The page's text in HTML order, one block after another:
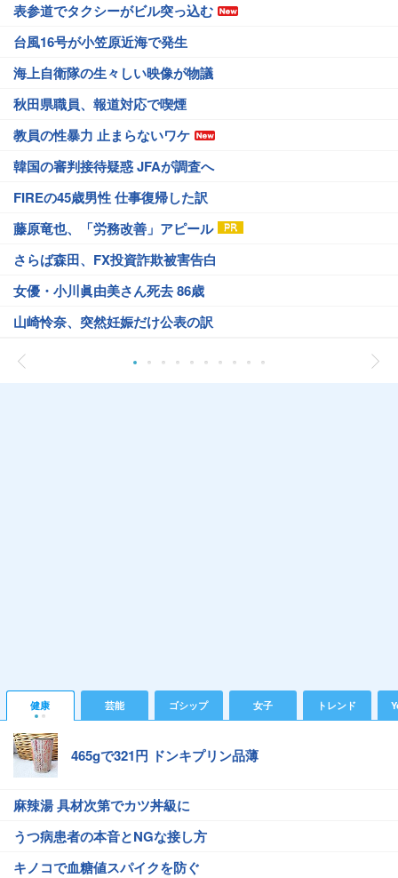
表参道でタクシーがビル突っ込む
台風16号が小笠原近海で発生
海上自衛隊の生々しい映像が物議
秋田県職員、報道対応で喫煙
教員の性暴力 止まらないワケ
韓国の審判接待疑惑 JFAが調査へ
FIREの45歳男性 仕事復帰した訳
藤原竜也、「労務改善」アピール
さらば森田、FX投資詐欺被害告白
女優・小川眞由美さん死去 86歳
山崎怜奈、突然妊娠だけ公表の訳
健康 芸能 ゴシップ 女子 トレンド
465gで321円 ドンキプリン品薄
麻辣湯 具材次第でカツ丼級に
うつ病患者の本音とNGな接し方
キノコで血糖値スパイクを防ぐ